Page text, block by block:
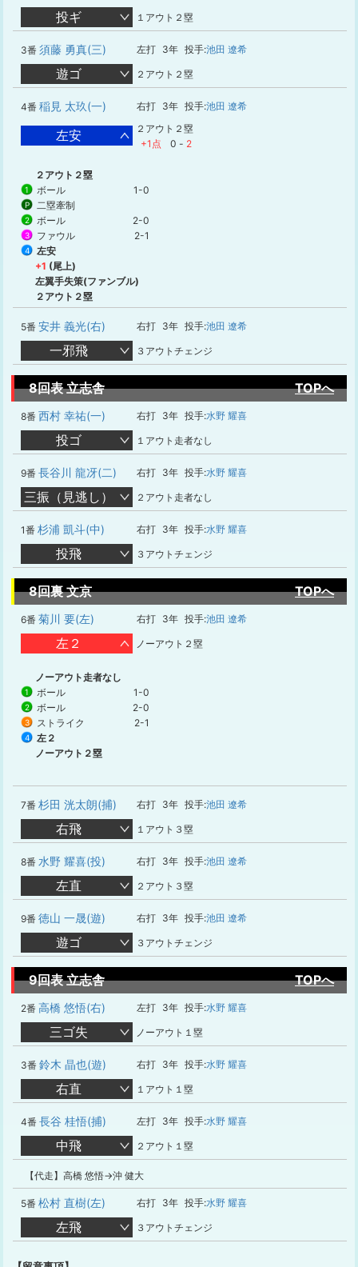
投ギ １アウト２塁
3番 須藤 勇真(三) 左打 3年 投手:池田 遼希
遊ゴ ２アウト２塁
4番 稲見 太玖(一) 右打 3年 投手:池田 遼希
左安
２アウト２塁
+1点
0 - 2
２アウト２塁
1 ボール 1-0
P 二塁牽制
2 ボール 2-0
3 ファウル 2-1
4
左安
+1 (尾上)
左翼手失策(ファンブル)
２アウト２塁
5番 安井 義光(右) 右打 3年 投手:池田 遼希
一邪飛 ３アウトチェンジ
8回表 立志舎 TOPへ
8番 西村 幸祐(一) 右打 3年 投手:水野 耀喜
投ゴ １アウト走者なし
9番 長谷川 龍冴(二) 右打 3年 投手:水野 耀喜
三振（見逃し） ２アウト走者なし
1番 杉浦 凱斗(中) 右打 3年 投手:水野 耀喜
投飛 ３アウトチェンジ
8回裏 文京 TOPへ
6番 菊川 要(左) 右打 3年 投手:池田 遼希
左２ ノーアウト２塁
ノーアウト走者なし
1 ボール 1-0
2 ボール 2-0
3 ストライク 2-1
4
左２
ノーアウト２塁
7番 杉田 洸太朗(捕) 右打 3年 投手:池田 遼希
右飛 １アウト３塁
8番 水野 耀喜(投) 右打 3年 投手:池田 遼希
左直 ２アウト３塁
9番 徳山 一晟(遊) 右打 3年 投手:池田 遼希
遊ゴ ３アウトチェンジ
9回表 立志舎 TOPへ
2番 高橋 悠悟(右) 左打 3年 投手:水野 耀喜
三ゴ失 ノーアウト１塁
3番 鈴木 晶也(遊) 右打 3年 投手:水野 耀喜
右直 １アウト１塁
4番 長谷 桂悟(捕) 左打 3年 投手:水野 耀喜
中飛 ２アウト１塁
【代走】高橋 悠悟→沖 健大
5番 松村 直樹(左) 右打 3年 投手:水野 耀喜
左飛 ３アウトチェンジ